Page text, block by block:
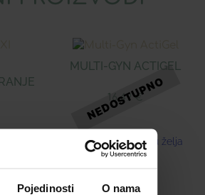
Pojedinosti O nama
MULTI-GYN ACTIGEL
16,49€
Dodaj u listu želja